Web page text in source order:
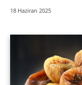
18 Haziran 2025